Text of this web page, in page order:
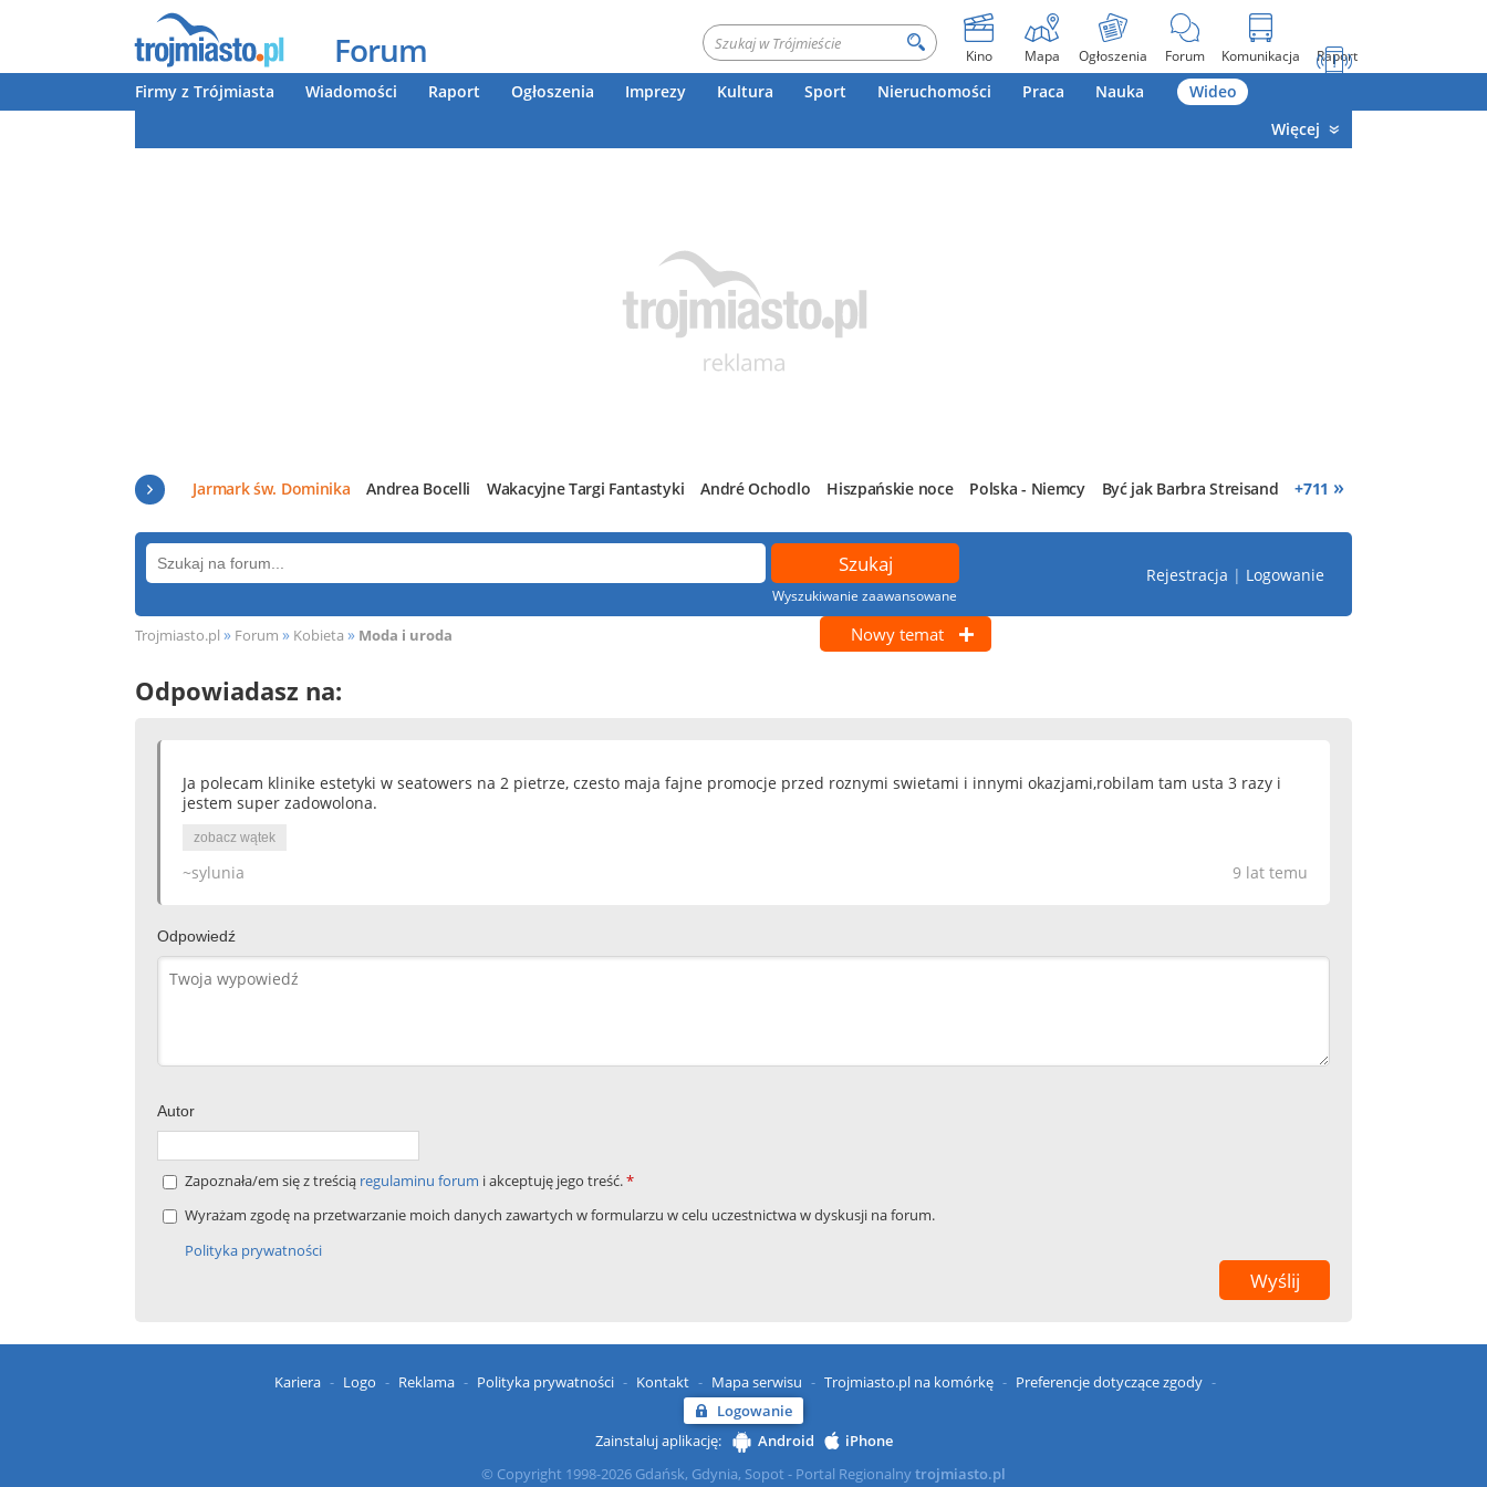
Forum Kino Mapa Ogłoszenia Forum Komunikacja Raport
Firmy z Trójmiasta Wiadomości Raport Ogłoszenia Imprezy Kultura Sport Nieruchomości Praca Nauka
Wideo
Więcej
Jarmark św. Dominika Andrea Bocelli Wakacyjne Targi Fantastyki André Ochodlo Hiszpańskie noce Polska - Niemcy Być jak Barbra Streisand +711 »
Wyszukiwanie zaawansowane
Rejestracja | Logowanie
Trojmiasto.pl » Forum » Kobieta » Moda i uroda Nowy temat
Odpowiadasz na:
Ja polecam klinike estetyki w seatowers na 2 pietrze, czesto maja fajne promocje przed roznymi swietami i innymi okazjami,robilam tam usta 3 razy i
jestem super zadowolona.
zobacz wątek
9 lat temu
~sylunia
Odpowiedź
Autor
Zapoznała/em się z treścią regulaminu forum i akceptuję jego treść.*
Wyrażam zgodę na przetwarzanie moich danych zawartych w formularzu w celu uczestnictwa w dyskusji na forum.
Polityka prywatności
Kariera Logo Reklama Polityka prywatności Kontakt Mapa serwisu Trojmiasto.pl na komórkę
Preferencje dotyczące zgody
Logowanie
Zainstaluj aplikację:
Android
iPhone
© Copyright 1998-2026 Gdańsk, Gdynia, Sopot - Portal Regionalnytrojmiasto.pl